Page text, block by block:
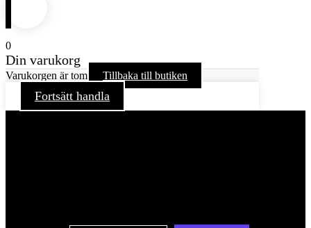
0
Din varukorg
Varukorgen är tom Tillbaka till butiken
Fortsätt handla